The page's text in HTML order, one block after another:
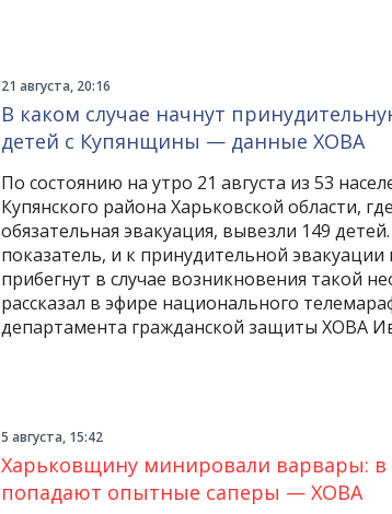
21 августа, 20:16
В каком случае начнут
детей с Купянщины — данные ХОВА
По состоянию на утро 21 августа из 53
Купянского района Харьковской области,
обязательная эвакуация, вывезли 149
показатель, и к принудительной
прибегнут в случае возникновения такой
рассказал в эфире национального
департамента гражданской защиты ХОВА
5 августа, 15:42
Харьковщину минировали варвары: в
попадают опытные саперы — ХОВА